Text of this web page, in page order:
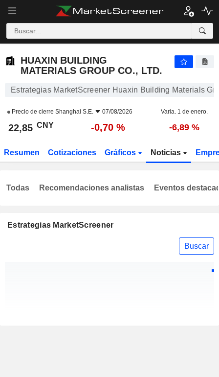
HUAXIN BUILDING
MATERIALS GROUP CO., LTD.
Estrategias MarketScreener Huaxin Building Materials
Precio de cierre Shanghai S.E. 07/08/2026 Varia. 1 de enero.
22,85 CNY -0,70 % -6,89 %
Resumen Cotizaciones Gráficos Noticias
Estrategias MarketScreener
Buscar
Todas Recomendaciones analistas Eventos